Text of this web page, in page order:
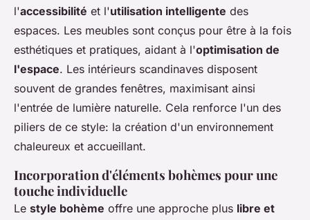
l'accessibilité et l'utilisation intelligente des
espaces. Les meubles sont conçus pour être à la fois
esthétiques et pratiques, aidant à l'optimisation de
l'espace. Les intérieurs scandinaves disposent
souvent de grandes fenêtres, maximisant ainsi
l'entrée de lumière naturelle. Cela renforce l'un des
piliers de ce style: la création d'un environnement
chaleureux et accueillant.
Incorporation d'éléments bohèmes pour une
touche individuelle
Le style bohème offre une approche plus libre et